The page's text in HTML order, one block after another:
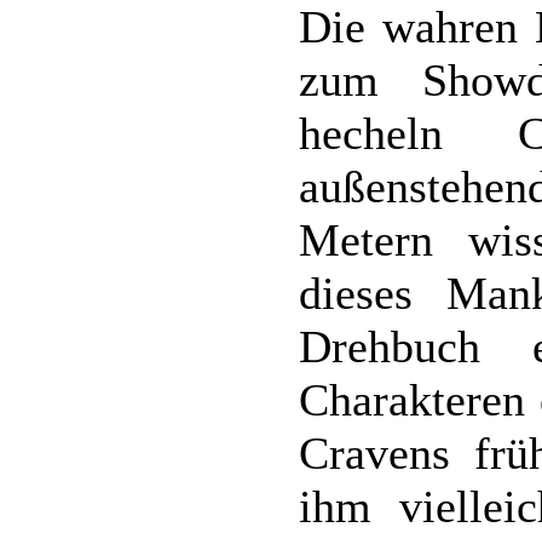
Die wahren
zum
hecheln
Metern
dieses
Drehbuch
Cravens
ihm